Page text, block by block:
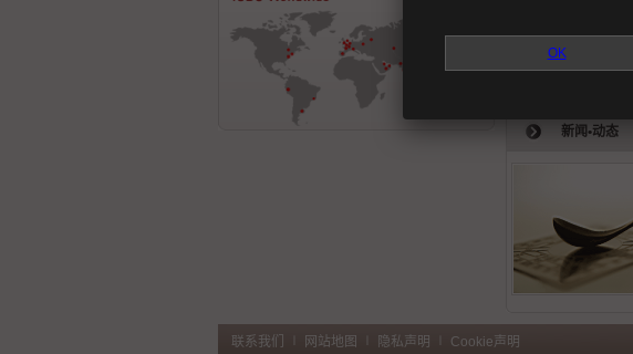
OK
新闻•动态
联系我们 网站地图 隐私声明 Cookie声明